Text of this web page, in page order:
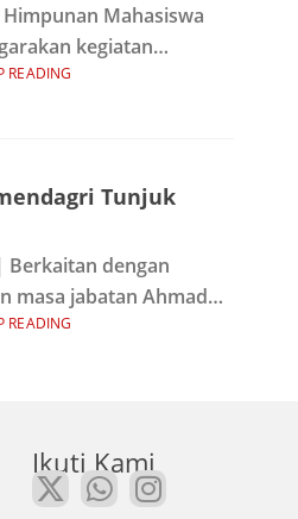
Mahasiswa
kegiatan
2023 di Pantai
diadakan untuk
READING
Tunjuk
Berkaitan dengan
masa jabatan Ahmad
Pengurus Besar
Himabir) Banda
READING
Ikuti Kami